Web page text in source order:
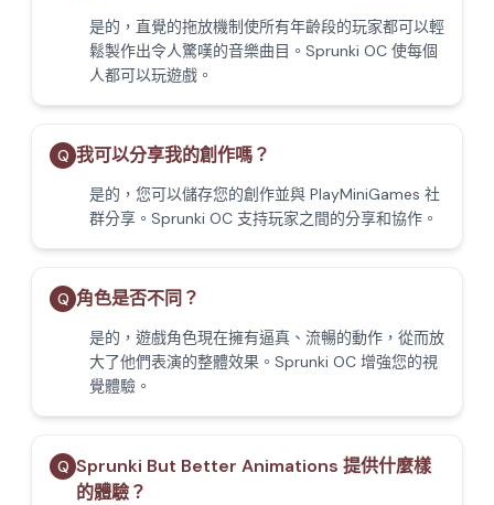
是的，直覺的拖放機制使所有年齡段的玩家都可以輕
鬆製作出令人驚嘆的音樂曲目。Sprunki OC 使每個
人都可以玩遊戲。
Q 我可以分享我的創作嗎？
是的，您可以儲存您的創作並與 PlayMiniGames 社
群分享。Sprunki OC 支持玩家之間的分享和協作。
Q 角色是否不同？
是的，遊戲角色現在擁有逼真、流暢的動作，從而放
大了他們表演的整體效果。Sprunki OC 增強您的視
覺體驗。
Q Sprunki But Better Animations 提供什麼樣
的體驗？